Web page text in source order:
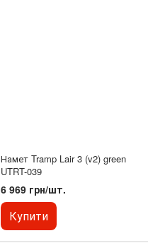
Намет Tramp Lair 3 (v2) green
UTRT-039
6 969 грн/шт.
Купити